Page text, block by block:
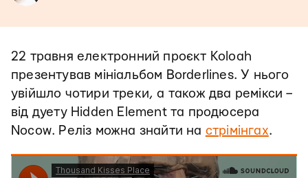
22 травня електронний проєкт Koloah
презентував мініальбом Borderlines. У нього
увійшло чотири треки, а також два ремікси –
від дуету Hidden Element та продюсера
Nocow. Реліз можна знайти на стрімінгах.